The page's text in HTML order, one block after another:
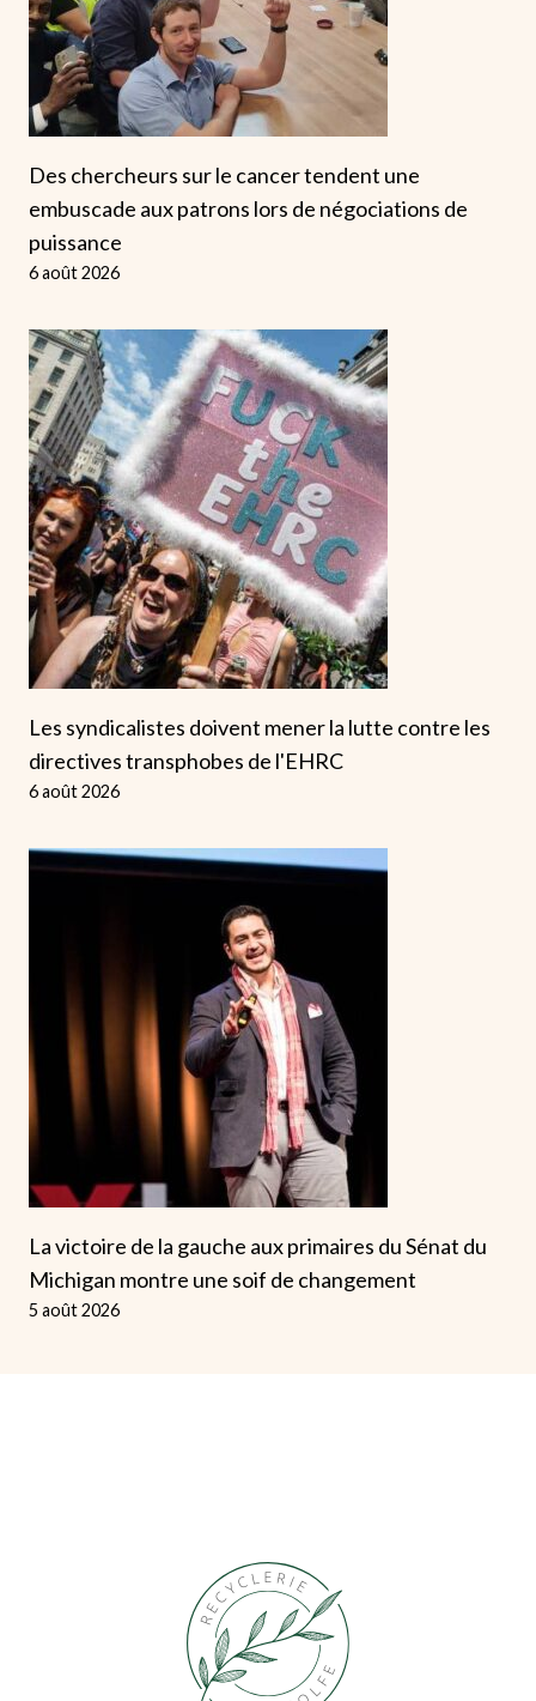
Des chercheurs sur le cancer tendent une
embuscade aux patrons lors de négociations de
puissance
6 août 2026
Les syndicalistes doivent mener la lutte contre les
directives transphobes de l'EHRC
6 août 2026
La victoire de la gauche aux primaires du Sénat du
Michigan montre une soif de changement
5 août 2026